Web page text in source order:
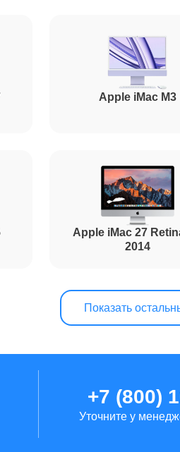
Apple iMac M3
Apple iMac 27
2014
Показать
+7 (800)
Уточните у